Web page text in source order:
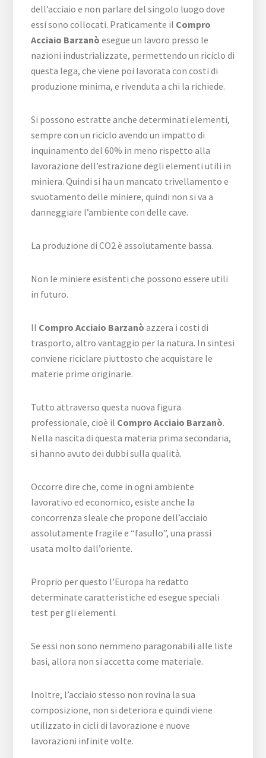
dell’acciaio e non parlare del singolo luogo dove
essi sono collocati. Praticamente il Compro
Acciaio Barzanò esegue un lavoro presso le
nazioni industrializzate, permettendo un riciclo di
questa lega, che viene poi lavorata con costi di
produzione minima, e rivenduta a chi la richiede.
Si possono estratte anche determinati elementi,
sempre con un riciclo avendo un impatto di
inquinamento del 60% in meno rispetto alla
lavorazione dell’estrazione degli elementi utili in
miniera. Quindi si ha un mancato trivellamento e
svuotamento delle miniere, quindi non si va a
danneggiare l’ambiente con delle cave.
La produzione di CO2 è assolutamente bassa.
Non le miniere esistenti che possono essere utili
in futuro.
Il Compro Acciaio Barzanò azzera i costi di
trasporto, altro vantaggio per la natura. In sintesi
conviene riciclare piuttosto che acquistare le
materie prime originarie.
Tutto attraverso questa nuova figura
professionale, cioè il Compro Acciaio Barzanò.
Nella nascita di questa materia prima secondaria,
si hanno avuto dei dubbi sulla qualità.
Occorre dire che, come in ogni ambiente
lavorativo ed economico, esiste anche la
concorrenza sleale che propone dell’acciaio
assolutamente fragile e “fasullo”, una prassi
usata molto dall’oriente.
Proprio per questo l’Europa ha redatto
determinate caratteristiche ed esegue speciali
test per gli elementi.
Se essi non sono nemmeno paragonabili alle liste
basi, allora non si accetta come materiale.
Inoltre, l’acciaio stesso non rovina la sua
composizione, non si deteriora e quindi viene
utilizzato in cicli di lavorazione e nuove
lavorazioni infinite volte.